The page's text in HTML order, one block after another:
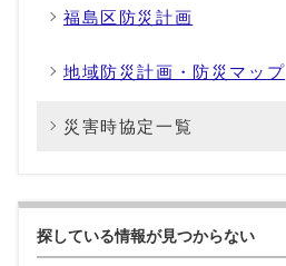
福島区防災計画
地域防災計画・防災マップ
災害時協定一覧
探している情報が見つからない